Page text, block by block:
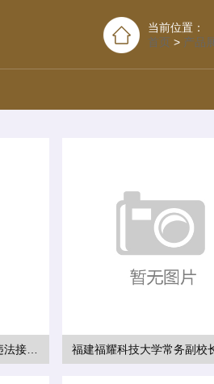
当前位置：
首页 > 产品
山西4名干部涉嫌严重违纪违法接受审查调查